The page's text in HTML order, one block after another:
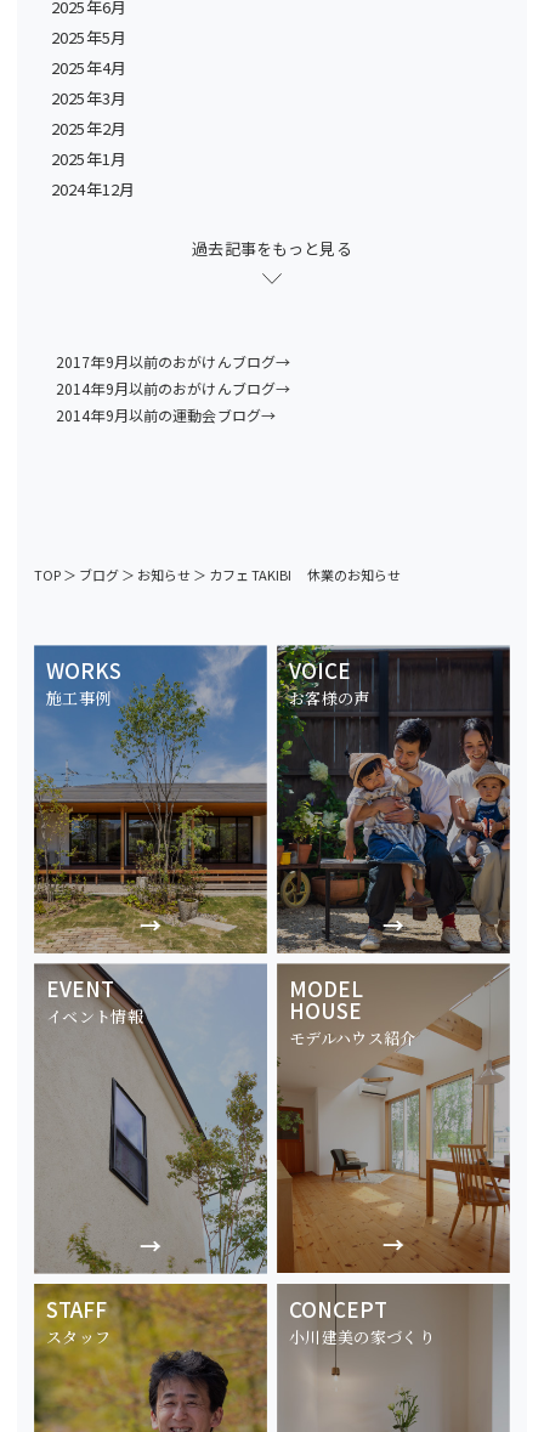
2025年6月
2025年5月
2025年4月
2025年3月
2025年2月
2025年1月
2024年12月
過去記事をもっと見る
2017年9月以前のおがけんブログ→
2014年9月以前のおがけんブログ→
2014年9月以前の運動会ブログ→
TOP＞ ブログ＞ お知らせ ＞ カフェ TAKIBI 休業のお知らせ
WORKS
施工事例
VOICE
お客様の声
EVENT
イベント情報
MODEL
HOUSE
モデルハウス紹介
STAFF
スタッフ
CONCEPT
小川建美の家づくり